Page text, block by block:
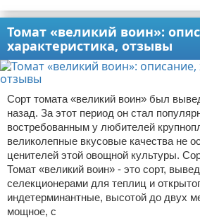
Томат «великий воин»:
характеристика, отзывы
Сорт томата «великий воин» был
назад. За этот период он стал
востребованным у любителей
великолепные вкусовые качества не
ценителей этой овощной культуры.
Томат «великий воин» - это сорт,
селекционерами для теплиц и
индетерминантные, высотой до двух
мощное, с